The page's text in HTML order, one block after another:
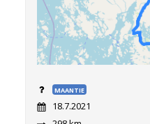
MAANTIE
18.7.2021